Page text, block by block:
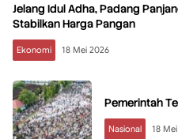
Jelang Idul Adha, Padang
Stabilkan Harga Pangan
Ekonomi 18 Mei 2026
Pemerintah
Nasional 18